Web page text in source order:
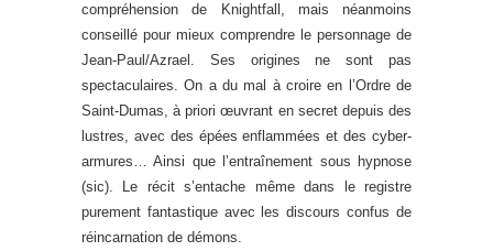
compréhension de Knightfall, mais néanmoins
conseillé pour mieux comprendre le personnage de
Jean-Paul/Azrael. Ses origines ne sont pas
spectaculaires. On a du mal à croire en l’Ordre de
Saint-Dumas, à priori œuvrant en secret depuis des
lustres, avec des épées enflammées et des cyber-
armures… Ainsi que l’entraînement sous hypnose
(sic). Le récit s’entache même dans le registre
purement fantastique avec les discours confus de
réincarnation de démons.